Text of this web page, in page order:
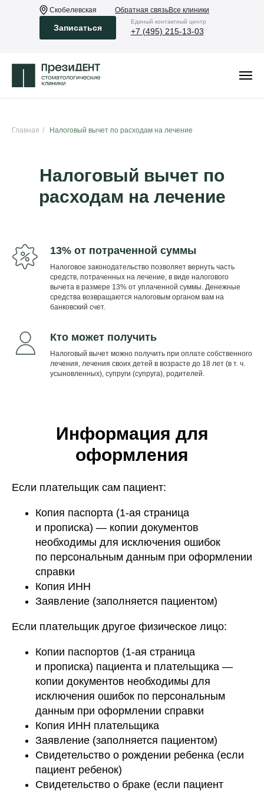
Обратная связьВсе клиники
Eдиный контактный центр
+7 (495) 215-13-03
Скобелевская
Записаться
Главная / Налоговый вычет по расходам на лечение
Налоговый вычет по
расходам на лечение
13% от потраченной суммы
Налоговое законодательство позволяет вернуть часть
средств, потраченных на лечение, в виде налогового
вычета в размере 13% от уплаченной суммы. Денежные
средства возвращаются налоговым органом вам на
банковский счет.
Кто может получить
Налоговый вычет можно получить при оплате собственного
лечения, лечения своих детей в возрасте до 18 лет (в т. ч.
усыновленных), супруги (супруга), родителей.
Информация для
оформления
Если плательщик сам пациент:
Копия паспорта (1-ая страница
и прописка) — копии документов
необходимы для исключения ошибок
по персональным данным при оформлении
справки
Копия ИНН
Заявление (заполняется пациентом)
Если плательщик другое физическое лицо:
Копии паспортов (1-ая страница
и прописка) пациента и плательщика —
копии документов необходимы для
исключения ошибок по персональным
данным при оформлении справки
Копия ИНН плательщика
Заявление (заполняется пациентом)
Свидетельство о рождении ребенка (если
пациент ребенок)
Свидетельство о браке (если пациент